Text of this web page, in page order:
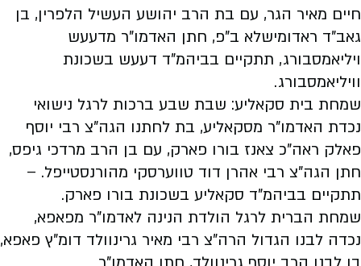
חיים מאיר הגר, עם בת הרב יהושע העשיל הלפרין, בן
גאב"ד ראדומישלא ב"פ, חתן האדמו"ר מדעעש
ויליאמסבורג, תתקיים בביהמ"ד דעעש בשכונת
וויליאמסבורג.
שמחת בית סקאליע: שבת שבע ברכות לרגל נישואי
נכדת האדמו"ר מסקאליע, בת לחתנו הגה"צ רבי יוסף
פאלק ראה"כ צאנז בורו פארק, עם בן הרב מרדכי גיפס,
חתן הגה"צ רבי אהרן דוד טווערסקי מהורנסטייפל. –
תתקיים בביהמ"ד סקאליע בשכונת בורו פארק.
שמחת הברית לרגל הולדת הנינה לאדמו"ר מפאפא,
נכדה לבנו הגדול הרה"צ רבי מאיר גרינוולד דומ"ץ פאפא,